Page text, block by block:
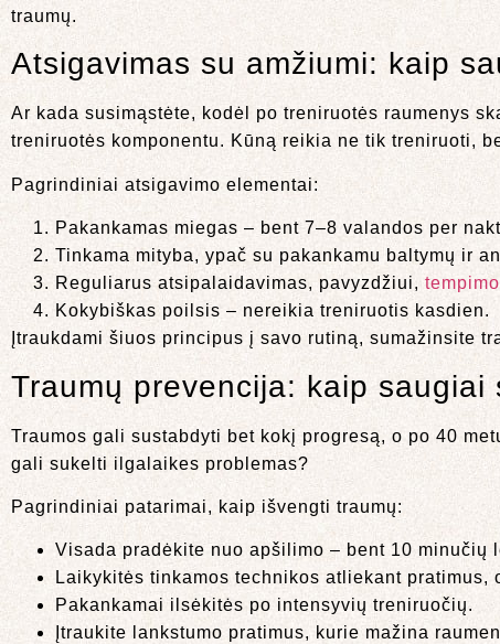
traumų.
Atsigavimas su amžiumi: kaip
Ar kada susimąstėte, kodėl po treniruotės raumenys
treniruotės komponentu. Kūną reikia ne tik treniruoti,
Pagrindiniai atsigavimo elementai:
Pakankamas miegas – bent 7–8 valandos per
Tinkama mityba, ypač su pakankamu baltymų ir
Reguliarus atsipalaidavimas, pavyzdžiui,
Kokybiškas poilsis – nereikia treniruotis kasdien.
Įtraukdami šiuos principus į savo rutiną, sumažinsite
Traumų prevencija: kaip saugiai
Traumos gali sustabdyti bet kokį progresą, o po 40
gali sukelti ilgalaikes problemas?
Pagrindiniai patarimai, kaip išvengti traumų:
Visada pradėkite nuo apšilimo – bent 10 minučių
Laikykitės tinkamos technikos atliekant
Pakankamai ilsėkitės po intensyvių treniruočių.
Įtraukite lankstumo pratimus, kurie mažina